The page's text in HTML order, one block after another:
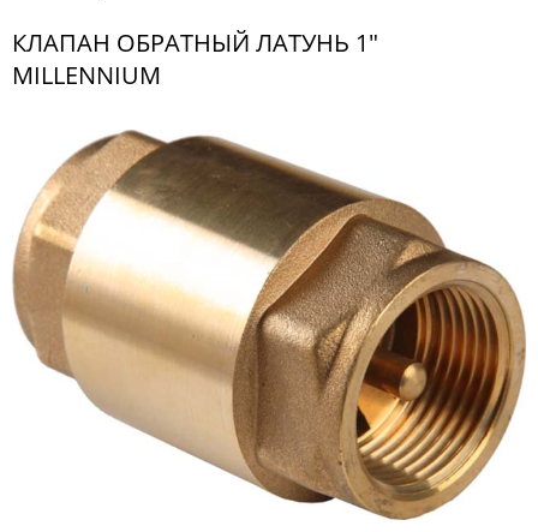
КЛАПАН ОБРАТНЫЙ ЛАТУНЬ 1"
MILLENNIUM